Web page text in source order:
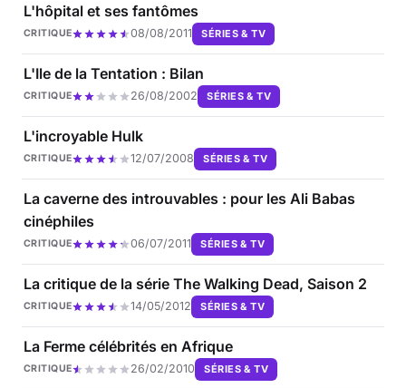
L'hôpital et ses fantômes
CRITIQUE 08/08/2011 SÉRIES & TV
L'Ile de la Tentation : Bilan
CRITIQUE 26/08/2002 SÉRIES & TV
L'incroyable Hulk
CRITIQUE 12/07/2008 SÉRIES & TV
La caverne des introuvables : pour les Ali Babas
cinéphiles
CRITIQUE 06/07/2011 SÉRIES & TV
La critique de la série The Walking Dead, Saison 2
CRITIQUE 14/05/2012 SÉRIES & TV
La Ferme célébrités en Afrique
CRITIQUE 26/02/2010 SÉRIES & TV